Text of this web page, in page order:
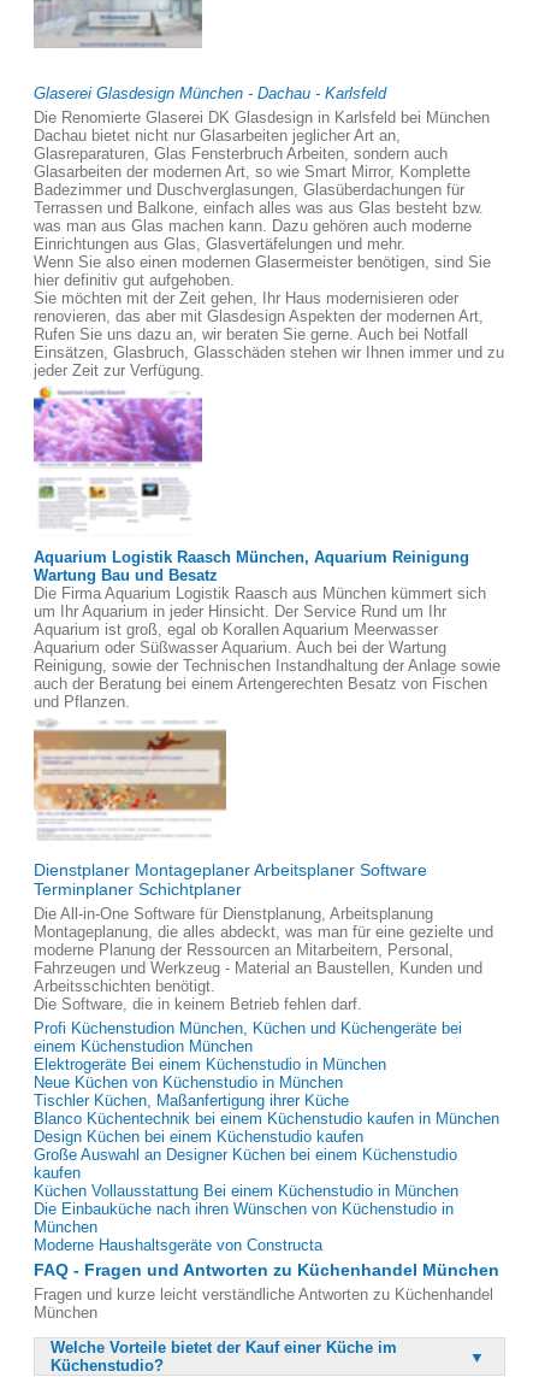
Glaserei Glasdesign München - Dachau - Karlsfeld
Die Renomierte Glaserei DK Glasdesign in Karlsfeld bei München
Dachau bietet nicht nur Glasarbeiten jeglicher Art an,
Glasreparaturen, Glas Fensterbruch Arbeiten, sondern auch
Glasarbeiten der modernen Art, so wie Smart Mirror, Komplette
Badezimmer und Duschverglasungen, Glasüberdachungen für
Terrassen und Balkone, einfach alles was aus Glas besteht bzw.
was man aus Glas machen kann. Dazu gehören auch moderne
Einrichtungen aus Glas, Glasvertäfelungen und mehr.
Wenn Sie also einen modernen Glasermeister benötigen, sind Sie
hier definitiv gut aufgehoben.
Sie möchten mit der Zeit gehen, Ihr Haus modernisieren oder
renovieren, das aber mit Glasdesign Aspekten der modernen Art,
Rufen Sie uns dazu an, wir beraten Sie gerne. Auch bei Notfall
Einsätzen, Glasbruch, Glasschäden stehen wir Ihnen immer und zu
jeder Zeit zur Verfügung.
Aquarium Logistik Raasch München, Aquarium Reinigung
Wartung Bau und Besatz
Die Firma Aquarium Logistik Raasch aus München kümmert sich
um Ihr Aquarium in jeder Hinsicht. Der Service Rund um Ihr
Aquarium ist groß, egal ob Korallen Aquarium Meerwasser
Aquarium oder Süßwasser Aquarium. Auch bei der Wartung
Reinigung, sowie der Technischen Instandhaltung der Anlage sowie
auch der Beratung bei einem Artengerechten Besatz von Fischen
und Pflanzen.
Dienstplaner Montageplaner Arbeitsplaner Software
Terminplaner Schichtplaner
Die All-in-One Software für Dienstplanung, Arbeitsplanung
Montageplanung, die alles abdeckt, was man für eine gezielte und
moderne Planung der Ressourcen an Mitarbeitern, Personal,
Fahrzeugen und Werkzeug - Material an Baustellen, Kunden und
Arbeitsschichten benötigt.
Die Software, die in keinem Betrieb fehlen darf.
Profi Küchenstudion München, Küchen und Küchengeräte bei
einem Küchenstudion München
Elektrogeräte Bei einem Küchenstudio in München
Neue Küchen von Küchenstudio in München
Tischler Küchen, Maßanfertigung ihrer Küche
Blanco Küchentechnik bei einem Küchenstudio kaufen in München
Design Küchen bei einem Küchenstudio kaufen
Große Auswahl an Designer Küchen bei einem Küchenstudio
kaufen
Küchen Vollausstattung Bei einem Küchenstudio in München
Die Einbauküche nach ihren Wünschen von Küchenstudio in
München
Moderne Haushaltsgeräte von Constructa
FAQ - Fragen und Antworten zu Küchenhandel München
Fragen und kurze leicht verständliche Antworten zu Küchenhandel
München
Welche Vorteile bietet der Kauf einer Küche im
Küchenstudio?